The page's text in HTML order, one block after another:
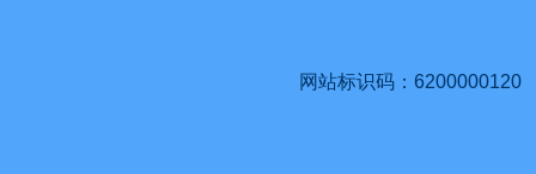
网站标识码：6200000120